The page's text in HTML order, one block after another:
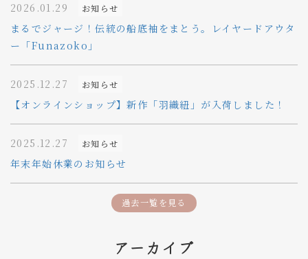
2026.01.29 お知らせ
まるでジャージ！伝統の船底袖をまとう。レイヤードアウタ
ー「Funazoko」
2025.12.27 お知らせ
【オンラインショップ】新作「羽織紐」が入荷しました！
2025.12.27 お知らせ
年末年始休業のお知らせ
過去一覧を見る
アーカイブ